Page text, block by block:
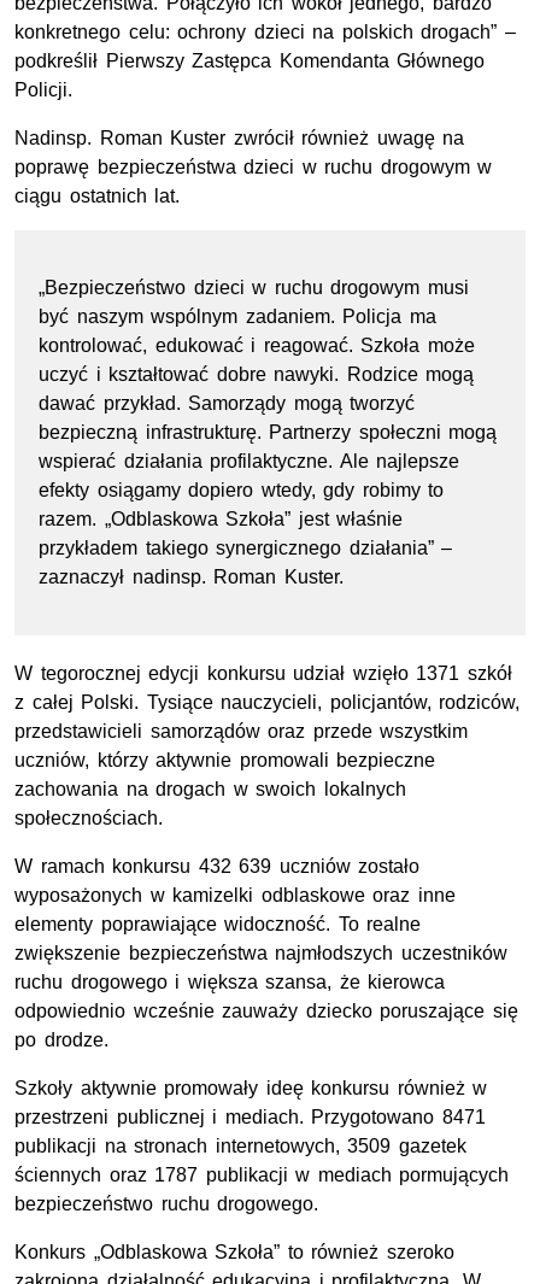
konkretnego celu: ochrony dzieci na polskich drogach” –
podkreślił Pierwszy Zastępca Komendanta Głównego
Policji.
Nadinsp. Roman Kuster zwrócił również uwagę na
poprawę bezpieczeństwa dzieci w ruchu drogowym w
ciągu ostatnich lat.
„Bezpieczeństwo dzieci w ruchu drogowym musi
być naszym wspólnym zadaniem. Policja ma
kontrolować, edukować i reagować. Szkoła może
uczyć i kształtować dobre nawyki. Rodzice mogą
dawać przykład. Samorządy mogą tworzyć
bezpieczną infrastrukturę. Partnerzy społeczni mogą
wspierać działania profilaktyczne. Ale najlepsze
efekty osiągamy dopiero wtedy, gdy robimy to
razem. „Odblaskowa Szkoła” jest właśnie
przykładem takiego synergicznego działania” –
zaznaczył nadinsp. Roman Kuster.
W tegorocznej edycji konkursu udział wzięło 1371 szkół
z całej Polski. Tysiące nauczycieli, policjantów, rodziców,
przedstawicieli samorządów oraz przede wszystkim
uczniów, którzy aktywnie promowali bezpieczne
zachowania na drogach w swoich lokalnych
społecznościach.
W ramach konkursu 432 639 uczniów zostało
wyposażonych w kamizelki odblaskowe oraz inne
elementy poprawiające widoczność. To realne
zwiększenie bezpieczeństwa najmłodszych uczestników
ruchu drogowego i większa szansa, że kierowca
odpowiednio wcześnie zauważy dziecko poruszające się
po drodze.
Szkoły aktywnie promowały ideę konkursu również w
przestrzeni publicznej i mediach. Przygotowano 8471
publikacji na stronach internetowych, 3509 gazetek
ściennych oraz 1787 publikacji w mediach pormujących
bezpieczeństwo ruchu drogowego.
Konkurs „Odblaskowa Szkoła” to również szeroko